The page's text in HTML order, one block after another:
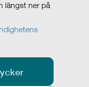
längst ner på